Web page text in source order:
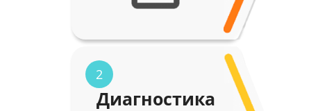
2
Диагностика